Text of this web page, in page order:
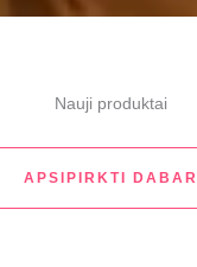
Nauji produktai
APSIPIRKTI DABAR